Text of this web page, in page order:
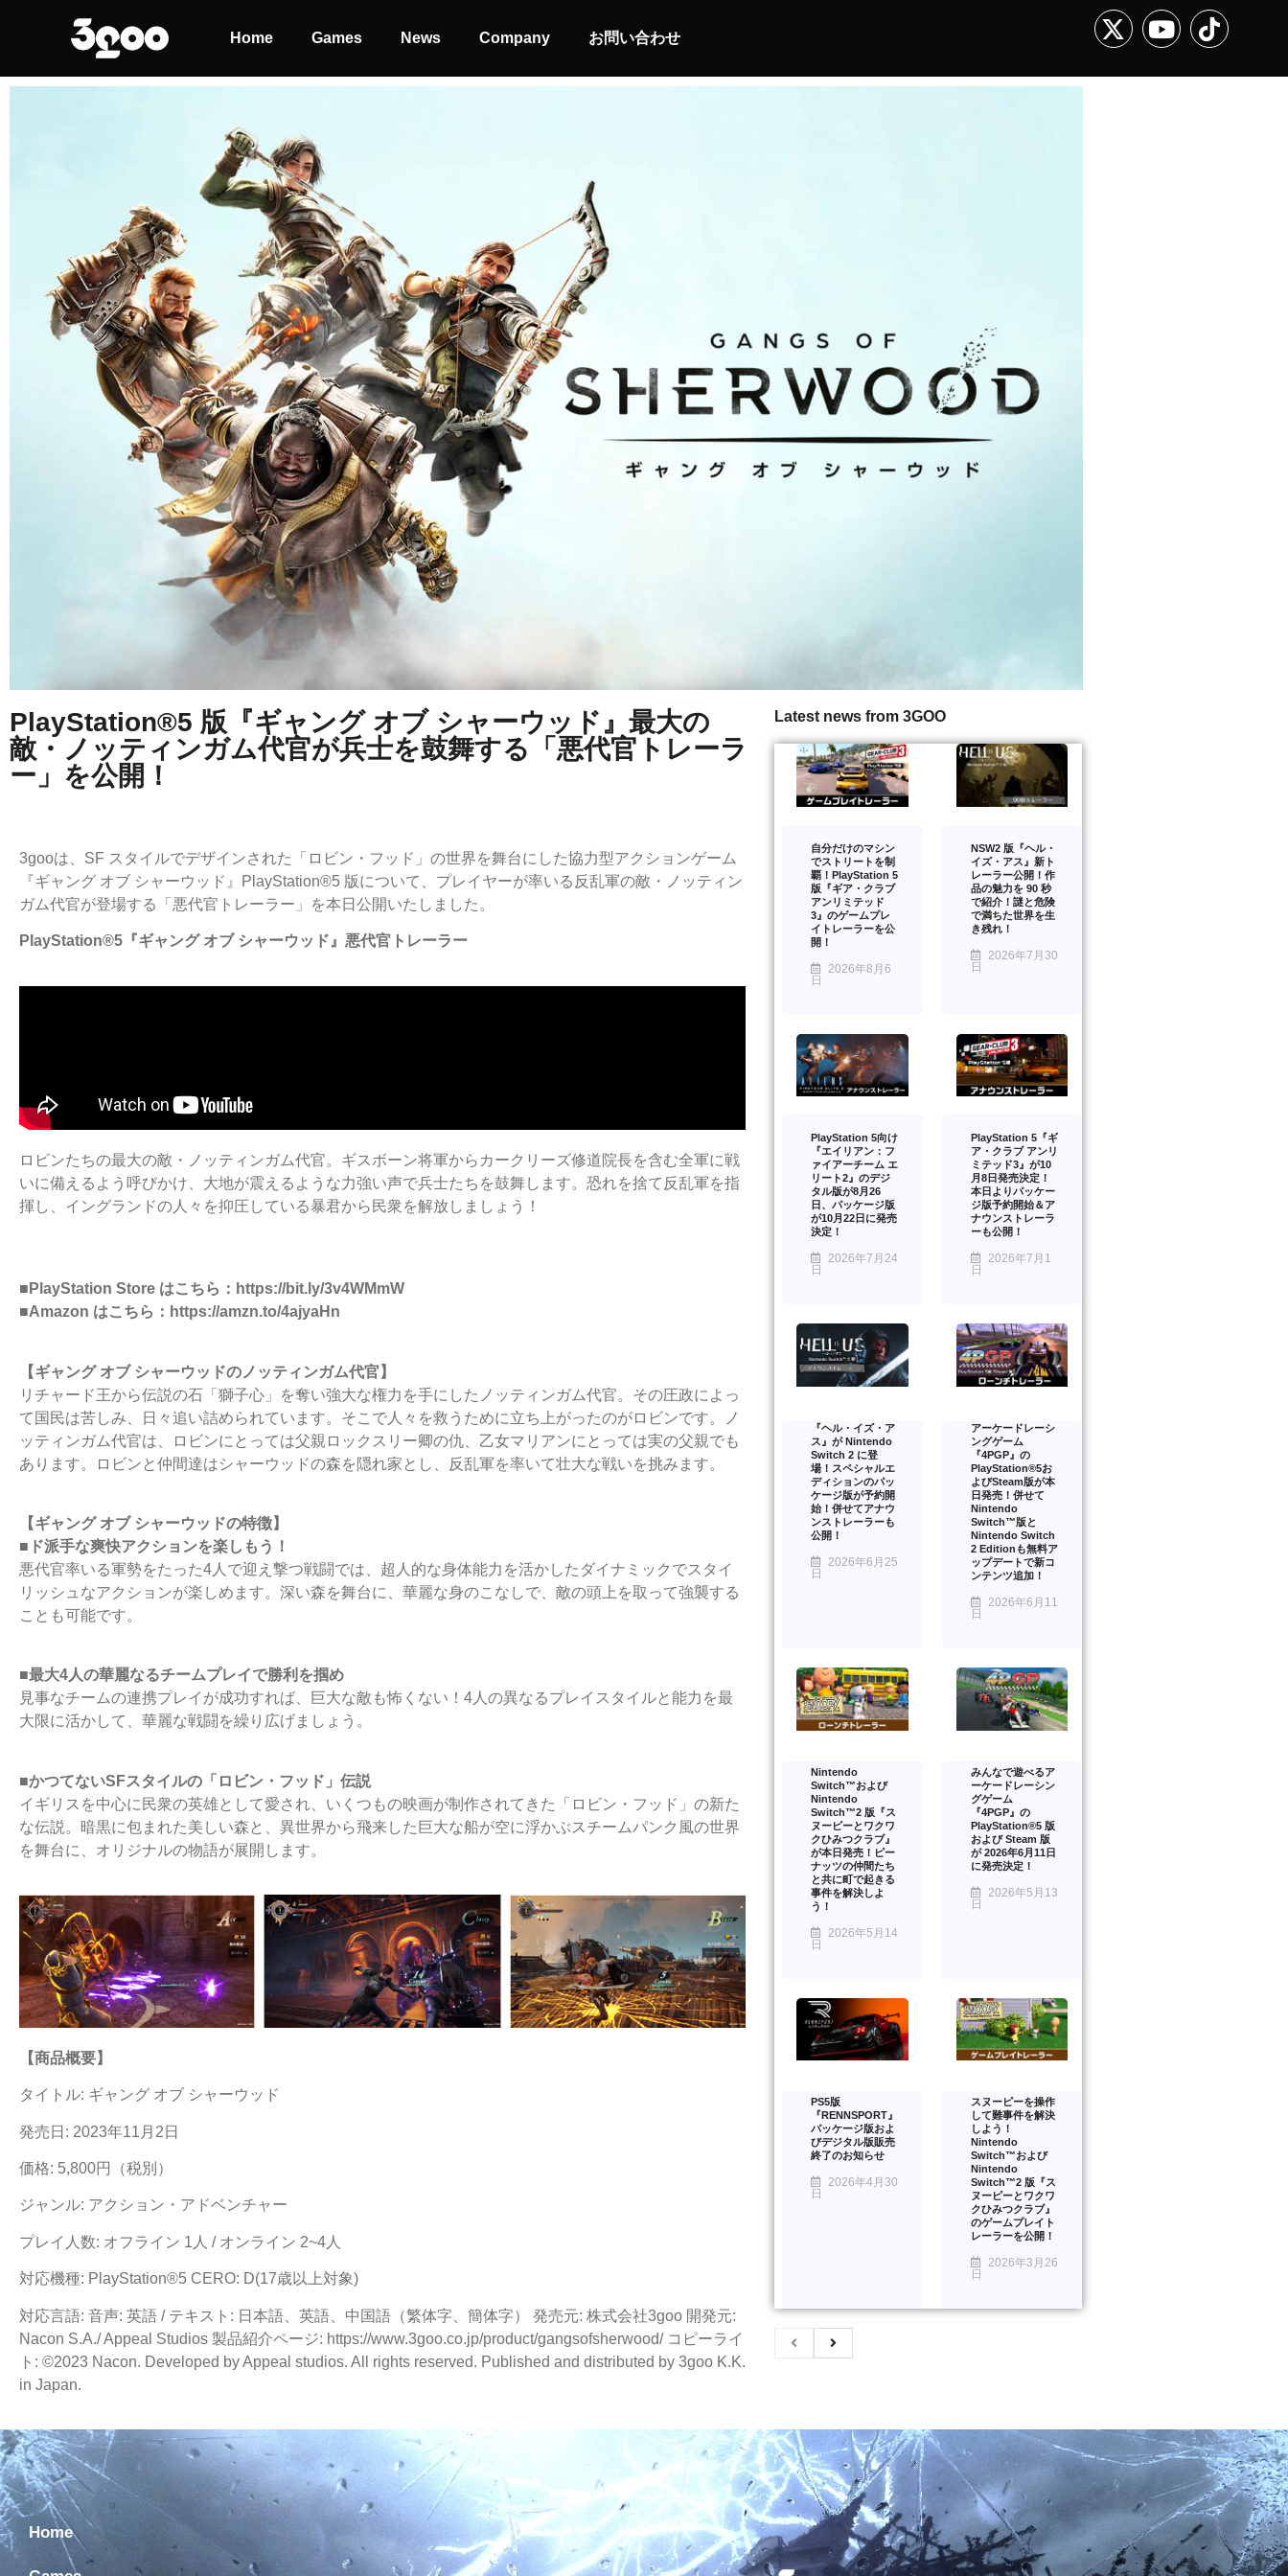
Home Games News Company お問い合わせ
PlayStation®5 版『ギャング オブ シャーウッド』最大の
敵・ノッティンガム代官が兵士を鼓舞する「悪代官トレーラ
ー」を公開！
3gooは、SF スタイルでデザインされた「ロビン・フッド」の世界を舞台にした協力型アクションゲーム
『ギャング オブ シャーウッド』PlayStation®5 版について、プレイヤーが率いる反乱軍の敵・ノッティン
ガム代官が登場する「悪代官トレーラー」を本日公開いたしました。
PlayStation®5『ギャング オブ シャーウッド』悪代官トレーラー
ロビンたちの最大の敵・ノッティンガム代官。ギスボーン将軍からカークリーズ修道院長を含む全軍に戦
いに備えるよう呼びかけ、大地が震えるような力強い声で兵士たちを鼓舞します。恐れを捨て反乱軍を指
揮し、イングランドの人々を抑圧している暴君から民衆を解放しましょう！
■PlayStation Store はこちら：https://bit.ly/3v4WMmW
■Amazon はこちら：https://amzn.to/4ajyaHn
【ギャング オブ シャーウッドのノッティンガム代官】
リチャード王から伝説の石「獅子心」を奪い強大な権力を手にしたノッティンガム代官。その圧政によっ
て国民は苦しみ、日々追い詰められています。そこで人々を救うために立ち上がったのがロビンです。ノ
ッティンガム代官は、ロビンにとっては父親ロックスリー卿の仇、乙女マリアンにとっては実の父親でも
あります。ロビンと仲間達はシャーウッドの森を隠れ家とし、反乱軍を率いて壮大な戦いを挑みます。
【ギャング オブ シャーウッドの特徴】
■ド派手な爽快アクションを楽しもう！
悪代官率いる軍勢をたった4人で迎え撃つ戦闘では、超人的な身体能力を活かしたダイナミックでスタイ
リッシュなアクションが楽しめます。深い森を舞台に、華麗な身のこなしで、敵の頭上を取って強襲する
ことも可能です。
■最大4人の華麗なるチームプレイで勝利を掴め
見事なチームの連携プレイが成功すれば、巨大な敵も怖くない！4人の異なるプレイスタイルと能力を最
大限に活かして、華麗な戦闘を繰り広げましょう。
■かつてないSFスタイルの「ロビン・フッド」伝説
イギリスを中心に民衆の英雄として愛され、いくつもの映画が制作されてきた「ロビン・フッド」の新た
な伝説。暗黒に包まれた美しい森と、異世界から飛来した巨大な船が空に浮かぶスチームパンク風の世界
を舞台に、オリジナルの物語が展開します。
【商品概要】
タイトル: ギャング オブ シャーウッド
発売日: 2023年11月2日
価格: 5,800円（税別）
ジャンル: アクション・アドベンチャー
プレイ人数: オフライン 1人 / オンライン 2~4人
対応機種: PlayStation®5 CERO: D(17歳以上対象)
対応言語: 音声: 英語 / テキスト: 日本語、英語、中国語（繁体字、簡体字） 発売元: 株式会社3goo 開発元:
Nacon S.A./ Appeal Studios 製品紹介ページ: https://www.3goo.co.jp/product/gangsofsherwood/ コピーライ
ト: ©2023 Nacon. Developed by Appeal studios. All rights reserved. Published and distributed by 3goo K.K.
in Japan.
Latest news from 3GOO
自分だけのマシン
でストリートを制
覇！PlayStation 5
版『ギア・クラブ
アンリミテッド
3』のゲームプレ
イトレーラーを公
開！
2026年8月6
日
NSW2 版『ヘル・
イズ・アス』新ト
レーラー公開！作
品の魅力を 90 秒
で紹介！謎と危険
で満ちた世界を生
き残れ！
2026年7月30
日
PlayStation 5向け
『エイリアン：フ
ァイアーチーム エ
リート2』のデジ
タル版が8月26
日、パッケージ版
が10月22日に発売
決定！
2026年7月24
日
PlayStation 5『ギ
ア・クラブ アンリ
ミテッド3』が10
月8日発売決定！
本日よりパッケー
ジ版予約開始＆ア
ナウンストレーラ
ーも公開！
2026年7月1
日
『ヘル・イズ・ア
ス』が Nintendo
Switch 2 に登
場！スペシャルエ
ディションのパッ
ケージ版が予約開
始！併せてアナウ
ンストレーラーも
公開！
2026年6月25
日
アーケードレーシ
ングゲーム
『4PGP』の
PlayStation®5お
よびSteam版が本
日発売！併せて
Nintendo
Switch™版と
Nintendo Switch
2 Editionも無料ア
ップデートで新コ
ンテンツ追加！
2026年6月11
日
Nintendo
Switch™および
Nintendo
Switch™2 版『ス
ヌーピーとワクワ
クひみつクラブ』
が本日発売！ピー
ナッツの仲間たち
と共に町で起きる
事件を解決しよ
う！
2026年5月14
日
みんなで遊べるア
ーケードレーシン
グゲーム
『4PGP』の
PlayStation®5 版
および Steam 版
が 2026年6月11日
に発売決定！
2026年5月13
日
PS5版
『RENNSPORT』
パッケージ版およ
びデジタル版販売
終了のお知らせ
2026年4月30
日
スヌーピーを操作
して難事件を解決
しよう！
Nintendo
Switch™および
Nintendo
Switch™2 版『ス
ヌーピーとワクワ
クひみつクラブ』
のゲームプレイト
レーラーを公開！
2026年3月26
日
Home